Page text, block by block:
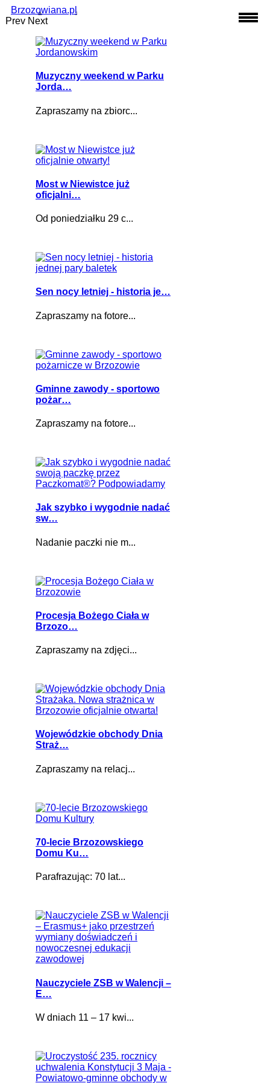
Brzozowiana.pl
Muzyczny weekend w Parku
Jorda…
Zapraszamy na zbiorc...
Most w Niewistce już
oficjalni…
Od poniedziałku 29 c...
Sen nocy letniej - historia je…
Zapraszamy na fotore...
Gminne zawody - sportowo
pożar…
Zapraszamy na fotore...
Jak szybko i wygodnie nadać
sw…
Nadanie paczki nie m...
Procesja Bożego Ciała w
Brzozo…
Zapraszamy na zdjęci...
Wojewódzkie obchody Dnia
Straż…
Zapraszamy na relacj...
70-lecie Brzozowskiego
Domu Ku…
Parafrazując: 70 lat...
Nauczyciele ZSB w Walencji –
E…
W dniach 11 – 17 kwi...
Prev Next